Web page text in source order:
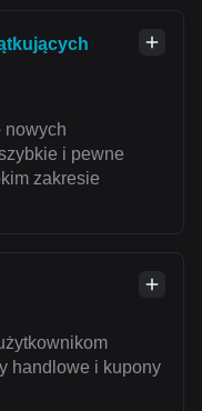
nowych
i pewne
zakresie
handlowe i kupony